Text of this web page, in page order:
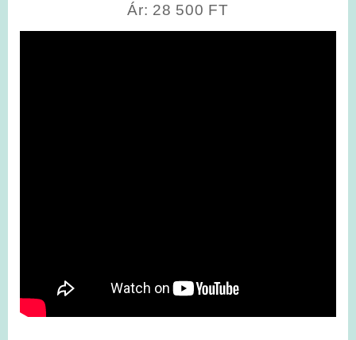
Ár: 28 500 FT